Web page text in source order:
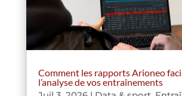
Comment les rapports Arioneo
l’analyse de vos entraînements